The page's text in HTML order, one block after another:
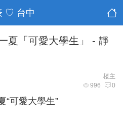
♡ 台中
夏「可愛大學生」 - 靜
楼主
996 0
“可愛大學生”